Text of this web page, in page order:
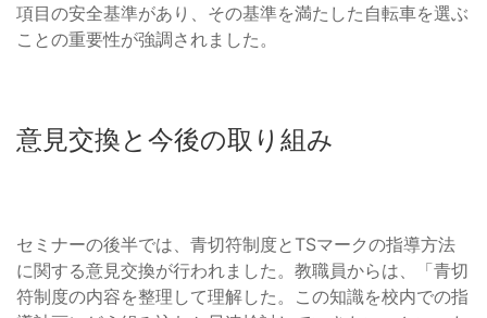
項目の安全基準があり、その基準を満たした自転車を選ぶ
ことの重要性が強調されました。
意見交換と今後の取り組み
セミナーの後半では、青切符制度とTSマークの指導方法
に関する意見交換が行われました。教職員からは、「青切
符制度の内容を整理して理解した。この知識を校内での指